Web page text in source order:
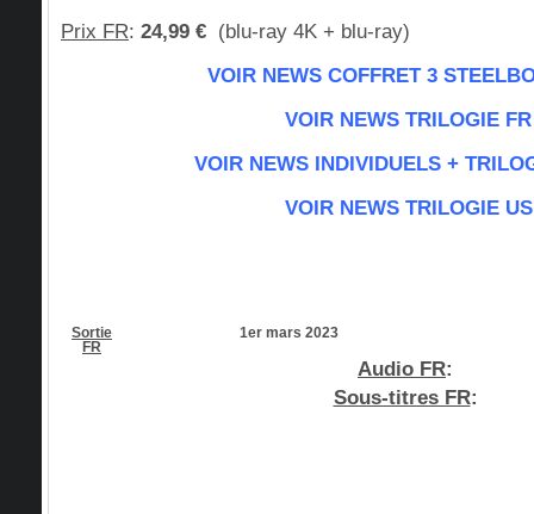
Prix FR: 24,99 € (blu-ray 4K + blu-ray)
VOIR NEWS COFFRET 3
VOIR NEWS TRILOGIE FR
VOIR NEWS INDIVIDUELS +
VOIR NEWS TRILOGIE US
Sortie
FR
1er mars 2023
Audio FR:
Sous-titres FR: